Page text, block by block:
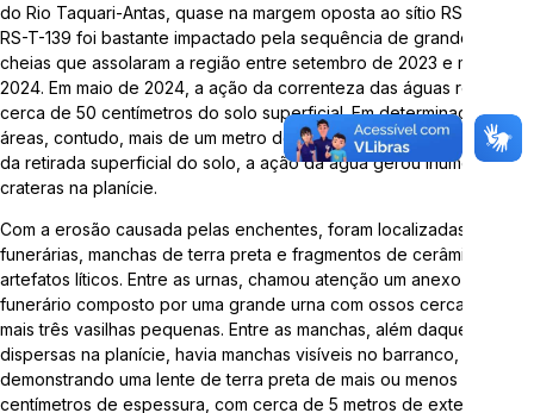
do Rio Taquari-Antas, quase na margem oposta ao sítio RS-T-138, o
RS-T-139 foi bastante impactado pela sequência de grandes
cheias que assolaram a região entre setembro de 2023 e maio de
2024. Em maio de 2024, a ação da correnteza das águas retirou
cerca de 50 centímetros do solo superficial. Em determinadas
áreas, contudo, mais de um metro de sedimento foi levado. Além
da retirada superficial do solo, a ação da água gerou inúmeras
crateras na planície.
Com a erosão causada pelas enchentes, foram localizadas urnas
funerárias, manchas de terra preta e fragmentos de cerâmica e
artefatos líticos. Entre as urnas, chamou atenção um anexo
funerário composto por uma grande urna com ossos cercada de
mais três vasilhas pequenas. Entre as manchas, além daquelas
dispersas na planície, havia manchas visíveis no barranco,
demonstrando uma lente de terra preta de mais ou menos 15
centímetros de espessura, com cerca de 5 metros de extensão.
Desenvolvido por
"Esta obra foi realizada com recursos da Lei Complementar
nº 195/2022, Lei Paulo Gustavo"